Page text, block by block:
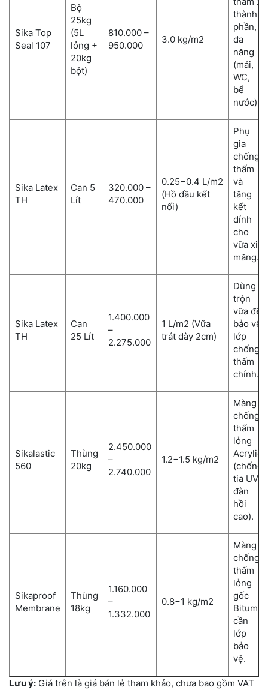
Sika Top
Seal 107
Bộ
25kg
(5L
lỏng +
20kg
bột)
810.000 –
950.000
3.0 kg/m2
thành
phần,
đa
năng
(mái,
WC,
bể
nước).
Sika Latex
TH
Can 5
Lít
320.000 –
470.000
0.25−0.4 L/m2
(Hồ dầu kết
nối)
Phụ
gia
chống
thấm
và
tăng
kết
dính
cho
vữa xi
măng.
Sika Latex
TH
Can
25 Lít
1.400.000
–
2.275.000
1 L/m2 (Vữa
trát dày 2cm)
Dùng
trộn
vữa để
bảo vệ
lớp
chống
thấm
chính.
Sikalastic
560
Thùng
20kg
2.450.000
–
2.740.000
1.2−1.5 kg/m2
Màng
chống
thấm
lỏng
Acrylic
(chống
tia UV,
đàn
hồi
cao).
Sikaproof
Membrane
Thùng
18kg
1.160.000
–
1.332.000
0.8−1 kg/m2
Màng
chống
thấm
lỏng
gốc
Bitum,
cần
lớp
bảo
vệ.
Lưu ý: Giá trên là giá bán lẻ tham khảo, chưa bao gồm VAT